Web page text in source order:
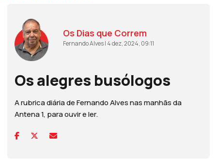
Os Dias que Correm
Fernando Alves | 4 dez, 2024, 09:11
Os alegres busólogos
A rubrica diária de Fernando Alves nas manhãs da
Antena 1, para ouvir e ler.